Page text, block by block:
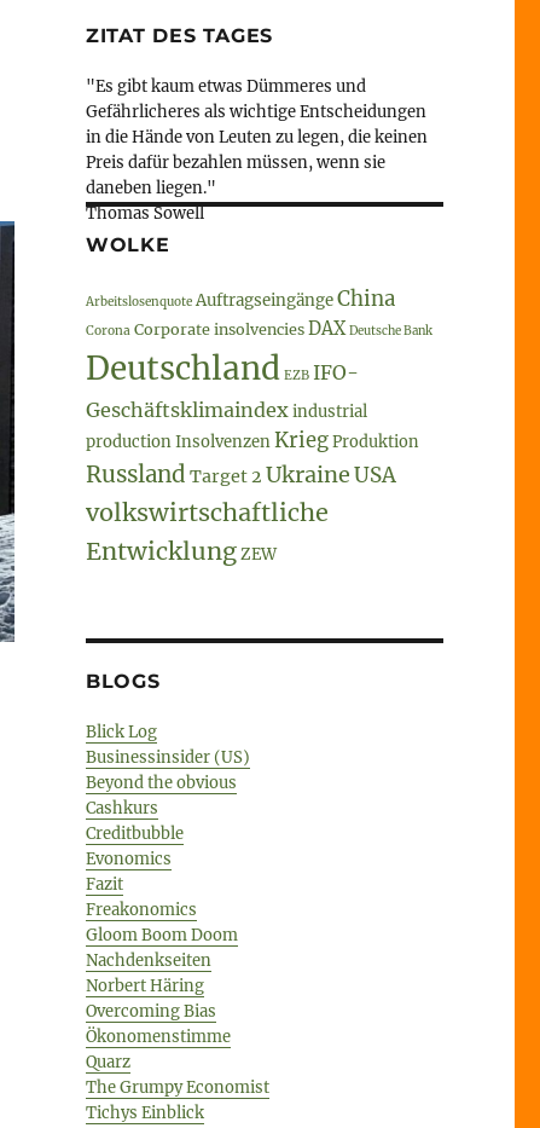
ZITAT DES TAGES
"Es gibt kaum etwas Dümmeres und
Gefährlicheres als wichtige Entscheidungen
in die Hände von Leuten zu legen, die keinen
Preis dafür bezahlen müssen, wenn sie
daneben liegen."
Thomas Sowell
WOLKE
Arbeitslosenquote AuftragseingängeChina
Corona Corporate insolvencies DAX Deutsche Bank
Deutschland EZB IFO-
Geschäftsklimaindexindustrial
productionInsolvenzenKriegProduktion
Russland Target 2 UkraineUSA
volkswirtschaftliche
EntwicklungZEW
BLOGS
Blick Log
Businessinsider (US)
Beyond the obvious
Cashkurs
Creditbubble
Evonomics
Fazit
Freakonomics
Gloom Boom Doom
Nachdenkseiten
Norbert Häring
Overcoming Bias
Ökonomenstimme
Quarz
The Grumpy Economist
Tichys Einblick